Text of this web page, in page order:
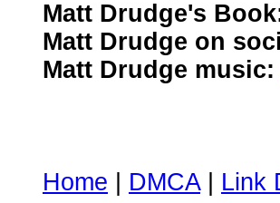
Matt Drudge's
Matt Drudge on
Matt Drudge music:
Home DMCA| Link